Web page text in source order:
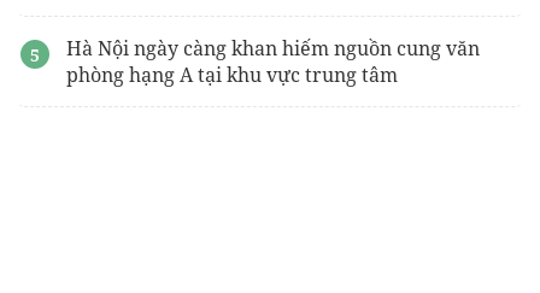
Hà Nội ngày càng khan hiếm nguồn cung văn
phòng hạng A tại khu vực trung tâm